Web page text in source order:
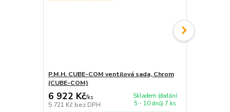
P.M.H. CUBE-COM ventilová sada, Chrom
(CUBE-COM)
6 922 Kč/ks
5 721 Kč bez DPH
Skladem (dodání
5 - 10 dnů) 7 ks